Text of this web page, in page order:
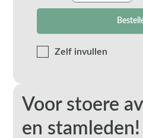
Zelf invullen
Voor stoere
en stamleden!